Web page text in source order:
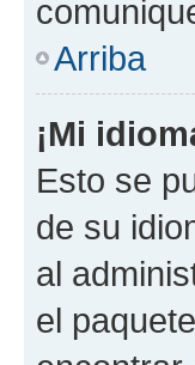
Arriba
¡Mi
Esto se
de su
al
el